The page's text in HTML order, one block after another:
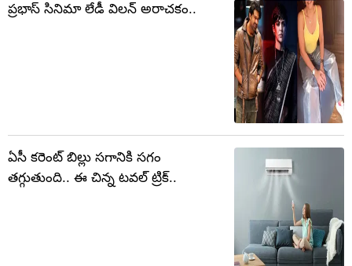
ప్రభాస్ సినిమా లేడీ విలన్ అరాచకం..
ఏసీ కరెంట్ బిల్లు సగానికి సగం
తగ్గుతుంది.. ఈ చిన్న టవల్ ట్రిక్..